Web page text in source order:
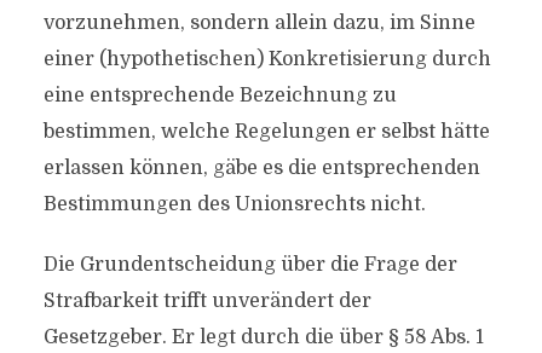
vorzunehmen, sondern allein dazu, im Sinne
einer (hypothetischen) Konkretisierung durch
eine entsprechende Bezeichnung zu
bestimmen, welche Regelungen er selbst hätte
erlassen können, gäbe es die entsprechenden
Bestimmungen des Unionsrechts nicht.
Die Grundentscheidung über die Frage der
Strafbarkeit trifft unverändert der
Gesetzgeber. Er legt durch die über § 58 Abs. 1